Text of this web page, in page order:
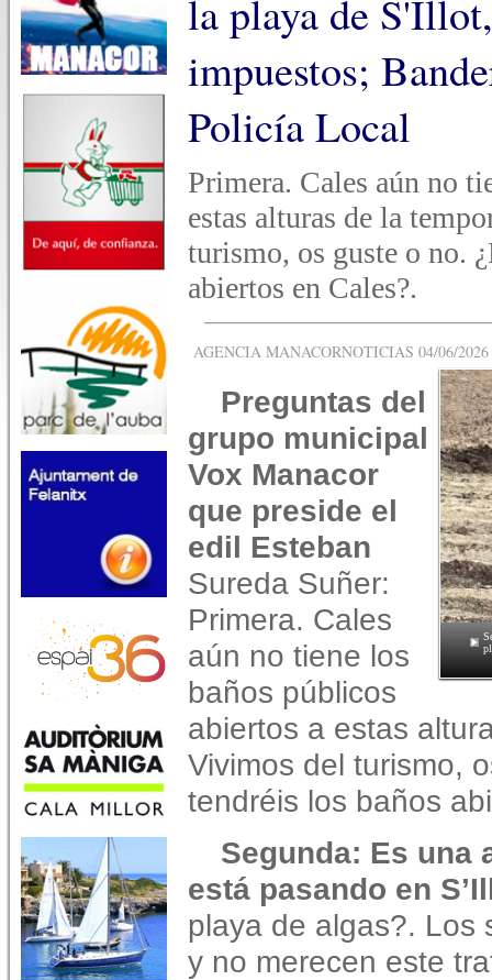
la playa de
impuestos;
Policía Local
Primera. Cales aún no
estas alturas de la
turismo, os guste o no.
abiertos en Cales?.
AGENCIA MANACORNOTICIAS 04/06/
Preguntas del
grupo municipal
Vox Manacor
que preside el
edil Esteban
Sureda Suñer:
Primera. Cales
aún no tiene los
baños públicos
abiertos a estas
Vivimos del turismo,
tendréis los baños
Segunda: Es una
está pasando en
playa de algas?. Los
y no merecen este